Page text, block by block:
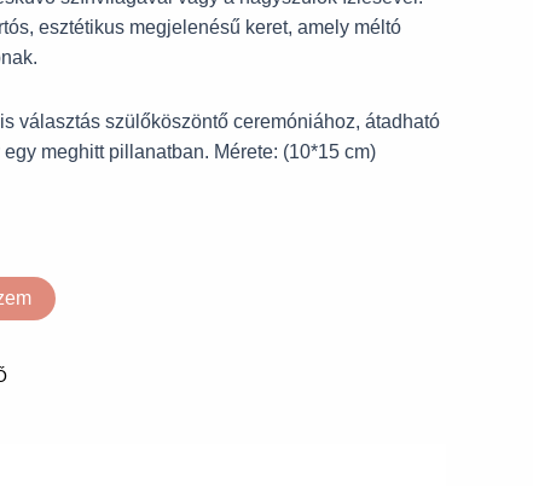
esztétikus megjelenésű keret, amely méltó
választás szülőköszöntő ceremóniához, átadható
meghitt pillanatban. Mérete: (10*15 cm)